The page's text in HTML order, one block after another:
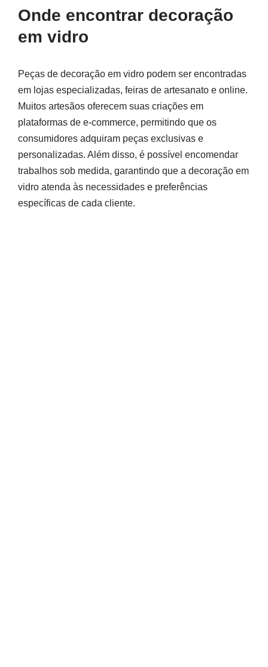
Onde encontrar decoração
em vidro
Peças de decoração em vidro podem ser encontradas
em lojas especializadas, feiras de artesanato e online.
Muitos artesãos oferecem suas criações em
plataformas de e-commerce, permitindo que os
consumidores adquiram peças exclusivas e
personalizadas. Além disso, é possível encomendar
trabalhos sob medida, garantindo que a decoração em
vidro atenda às necessidades e preferências
específicas de cada cliente.